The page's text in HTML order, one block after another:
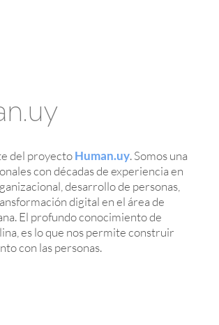
del proyectoHuman.uy. Somos una
con décadas de experiencia en
desarrollo de personas,
digital en el área de
El profundo conocimiento de
es lo que nos permite construir
con las personas.